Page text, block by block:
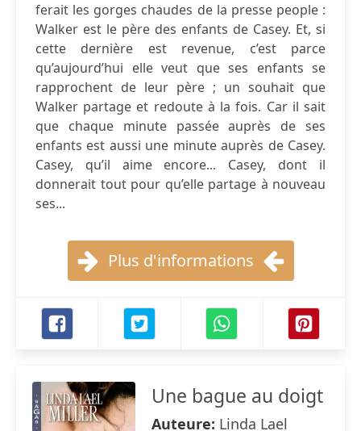
ferait les gorges chaudes de la presse people :
Walker est le père des enfants de Casey. Et, si
cette dernière est revenue, c’est parce
qu’aujourd’hui elle veut que ses enfants se
rapprochent de leur père ; un souhait que
Walker partage et redoute à la fois. Car il sait
que chaque minute passée auprès de ses
enfants est aussi une minute auprès de Casey.
Casey, qu’il aime encore... Casey, dont il
donnerait tout pour qu’elle partage à nouveau
ses...
Plus d'informations
Une bague au doigt
Auteure: Linda Lael